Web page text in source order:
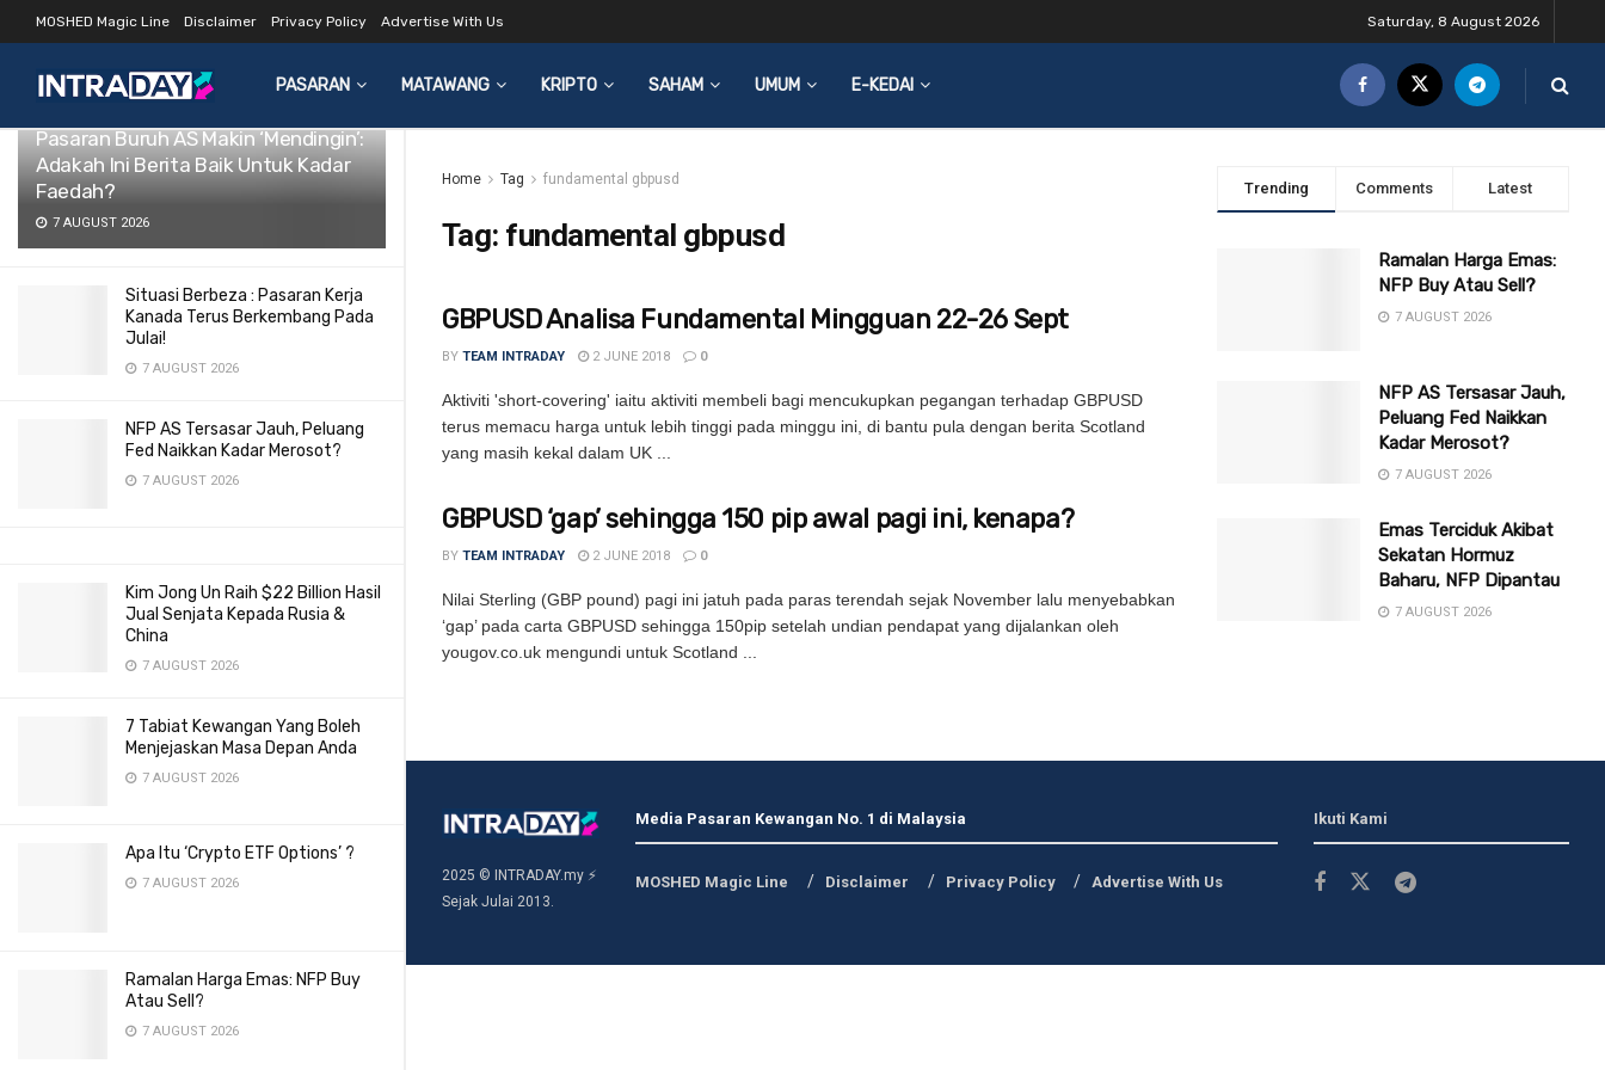
LATEST TRENDING Filter
Pasaran Buruh AS Makin ‘Mendingin’:
Adakah Ini Berita Baik Untuk Kadar
Faedah?
7 AUGUST 2026
Situasi Berbeza : Pasaran Kerja
Kanada Terus Berkembang Pada
Julai!
7 AUGUST 2026
NFP AS Tersasar Jauh, Peluang
Fed Naikkan Kadar Merosot?
7 AUGUST 2026
Kim Jong Un Raih $22 Billion Hasil
Jual Senjata Kepada Rusia &
China
7 AUGUST 2026
7 Tabiat Kewangan Yang Boleh
Menjejaskan Masa Depan Anda
7 AUGUST 2026
Apa Itu ‘Crypto ETF Options’ ?
7 AUGUST 2026
Ramalan Harga Emas: NFP Buy
Atau Sell?
7 AUGUST 2026
MOSHED Magic Line Disclaimer Privacy Policy Advertise With Us Saturday, 8 August 2026
PASARAN MATAWANG KRIPTO SAHAM UMUM E-KEDAI
Home Tag fundamental gbpusd
Tag: fundamental gbpusd
GBPUSD Analisa Fundamental Mingguan 22-26 Sept
BY TEAM INTRADAY 2 JUNE 2018 0
Aktiviti 'short-covering' iaitu aktiviti membeli bagi mencukupkan pegangan terhadap GBPUSD
terus memacu harga untuk lebih tinggi pada minggu ini, di bantu pula dengan berita Scotland
yang masih kekal dalam UK ...
GBPUSD ‘gap’ sehingga 150 pip awal pagi ini, kenapa?
BY TEAM INTRADAY 2 JUNE 2018 0
Nilai Sterling (GBP pound) pagi ini jatuh pada paras terendah sejak November lalu menyebabkan
‘gap’ pada carta GBPUSD sehingga 150pip setelah undian pendapat yang dijalankan oleh
yougov.co.uk mengundi untuk Scotland ...
Trending Comments Latest
Ramalan Harga Emas:
NFP Buy Atau Sell?
7 AUGUST 2026
NFP AS Tersasar Jauh,
Peluang Fed Naikkan
Kadar Merosot?
7 AUGUST 2026
Emas Terciduk Akibat
Sekatan Hormuz
Baharu, NFP Dipantau
7 AUGUST 2026
2025 © INTRADAY.my ⚡
Sejak Julai 2013.
Media Pasaran Kewangan No. 1 di Malaysia
MOSHED Magic Line Disclaimer Privacy Policy Advertise With Us
Ikuti Kami